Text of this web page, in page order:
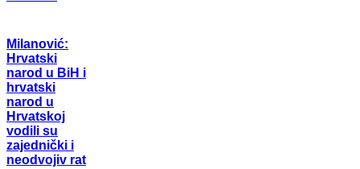
Milanović:
Hrvatski
narod u BiH i
hrvatski
narod u
Hrvatskoj
vodili su
zajednički i
neodvojiv rat